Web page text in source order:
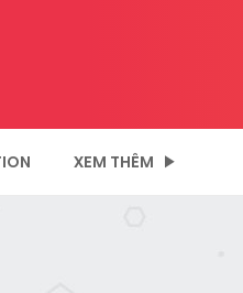
XEM THÊM